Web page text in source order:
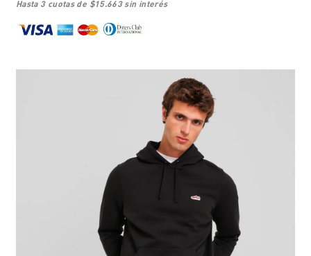
hasta 3 cuotas de $15.663sin interés